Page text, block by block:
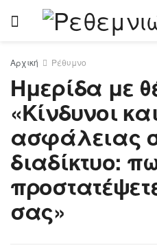
Αρχική Ρέθυμνο
Ημερίδα με
«Κίνδυνοι
ασφάλειας
διαδίκτυο:
σας»